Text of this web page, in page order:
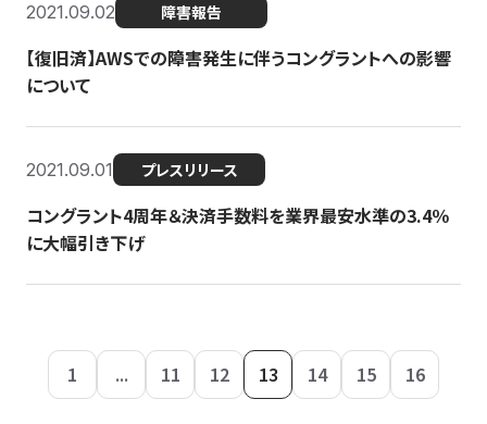
2021.09.02 障害報告
【復旧済】AWSでの障害発生に伴うコングラントへの影響
について
2021.09.01 プレスリリース
コングラント4周年＆決済手数料を業界最安水準の3.4％
に大幅引き下げ
1 ... 11 12 13 14 15 16